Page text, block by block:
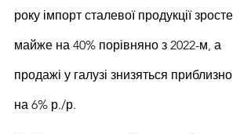
року імпорт сталевої продукції зросте
майже на 40% порівняно з 2022-м, а
продажі у галузі знизяться приблизно
на 6% р./р.